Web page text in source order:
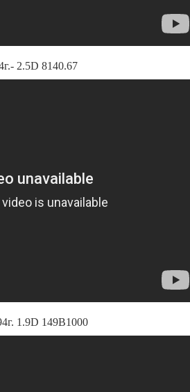
2.5D 8140.67
1.9D 149B1000